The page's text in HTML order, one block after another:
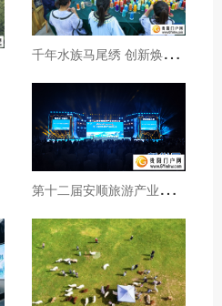
千
年水族马尾绣 创新焕发新生机
第
十二届安顺旅游产业发展大会开幕